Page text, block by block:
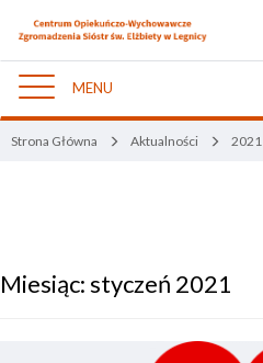
Nawigacja
MENU
Strona Główna Aktualności 2021
Miesiąc:styczeń 2021